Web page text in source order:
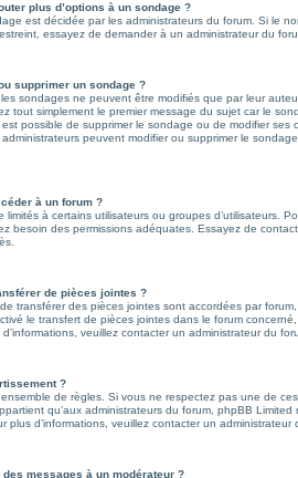
plus d’options à un sondage ?
est décidée par les administrateurs du forum. Si le
essayez de demander à un administrateur du
supprimer un sondage ?
sondages ne peuvent être modifiés que par leur
tout simplement le premier message du sujet car le
possible de supprimer le sondage ou de modifier
peuvent modifier ou supprimer le
à un forum ?
à certains utilisateurs ou groupes d’utilisateurs.
besoin des permissions adéquates. Essayez de
de pièces jointes ?
transférer des pièces jointes sont accordées par
le transfert de pièces jointes dans le forum
veuillez contacter un administrateur du
?
de règles. Si vous ne respectez pas une de
qu’aux administrateurs du forum, phpBB
plus d’informations, veuillez contacter un administrateur
messages à un modérateur ?